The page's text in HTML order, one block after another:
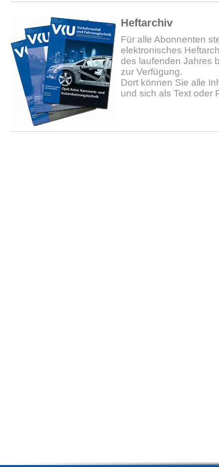
Heftarchiv
Für alle Abonnenten
elektronisches
des laufenden Jahres
zur Verfügung.
Dort können Sie alle
und sich als Text oder